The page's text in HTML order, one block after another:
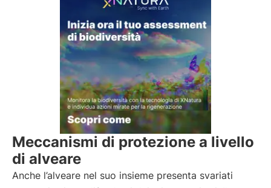
Meccanismi di protezione a livello
di alveare
Anche l’alveare nel suo insieme presenta svariati